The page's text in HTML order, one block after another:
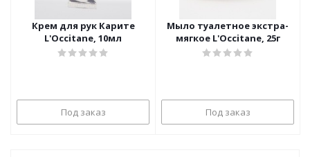
Крем для рук Карите
L'Occitane, 10мл
Под заказ
Мыло туалетное экстра-
мягкое L'Occitane, 25г
Под заказ